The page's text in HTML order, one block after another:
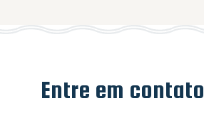
Entre em contato